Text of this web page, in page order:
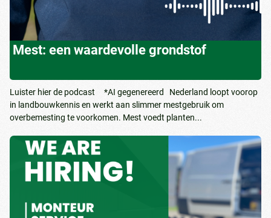
Mest: een waardevolle grondstof
Luister hier de podcast *AI gegenereerd Nederland loopt voorop
in landbouwkennis en werkt aan slimmer mestgebruik om
overbemesting te voorkomen. Mest voedt planten...